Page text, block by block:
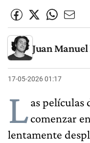
Juan
17-05-2026 01:17
Las películas
comenzar
lentamente